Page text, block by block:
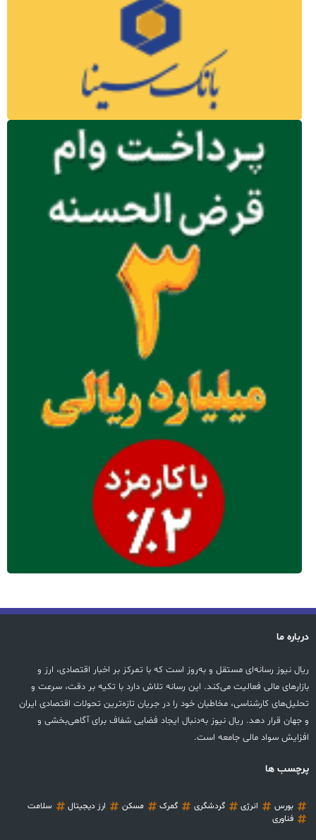
درباره ما
ریال نیوز رسانه‌ای مستقل و به‌روز است که با تمرکز بر اخبار اقتصادی، ارز و
بازارهای مالی فعالیت می‌کند. این رسانه تلاش دارد با تکیه بر دقت، سرعت و
تحلیل‌های کارشناسی، مخاطبان خود را در جریان تازه‌ترین تحولات اقتصادی ایران
و جهان قرار دهد. ریال نیوز به‌دنبال ایجاد فضایی شفاف برای آگاهی‌بخشی و
افزایش سواد مالی جامعه است.
پرچسب ها
بورس انرژی گردشگری گمرک مسکن ارز دیجیتال
سلامت
فناوری